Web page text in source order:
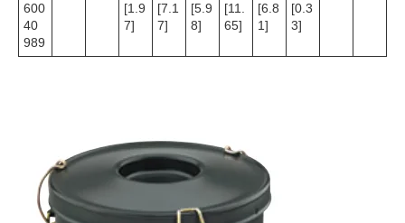
600
40
989
[1.9
7]
[7.1
7]
[5.9
8]
[11.
65]
[6.8
1]
[0.3
3]